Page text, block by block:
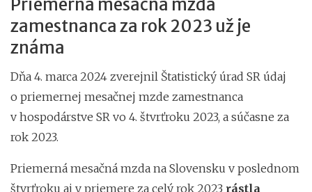
zamestnanca za rok 2023 už je
známa
Dňa 4. marca 2024 zverejnil Štatistický úrad SR údaj
o priemernej mesačnej mzde zamestnanca
v hospodárstve SR vo 4. štvrťroku 2023, a súčasne za
rok 2023.
Priemerná mesačná mzda na Slovensku v poslednom
štvrťroku aj v priemere za celý rok 2023 rástla